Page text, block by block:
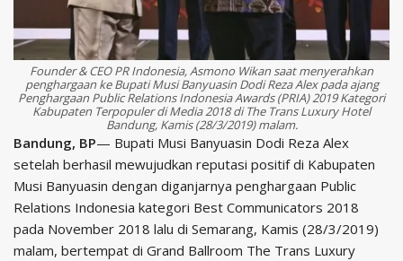
Founder & CEO PR Indonesia, Asmono Wikan saat menyerahkan
penghargaan ke Bupati Musi Banyuasin Dodi Reza Alex pada ajang
Penghargaan Public Relations Indonesia Awards (PRIA) 2019 Kategori
Kabupaten Terpopuler di Media 2018 di The Trans Luxury Hotel
Bandung, Kamis (28/3/2019) malam.
Bandung, BP— Bupati Musi Banyuasin Dodi Reza Alex
setelah berhasil mewujudkan reputasi positif di Kabupaten
Musi Banyuasin dengan diganjarnya penghargaan Public
Relations Indonesia kategori Best Communicators 2018
pada November 2018 lalu di Semarang, Kamis (28/3/2019)
malam, bertempat di Grand Ballroom The Trans Luxury